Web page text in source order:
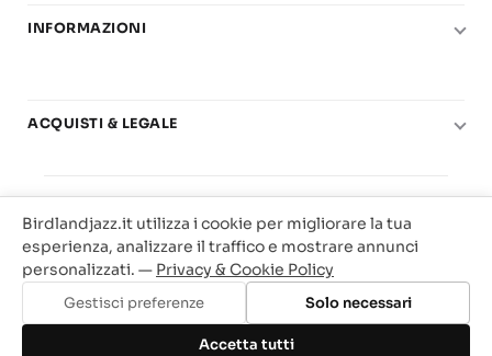
Aggiungi al carrello
Chitarra
Basi play-along
Offerte
INFORMAZIONI
Carta del Docente
ACQUISTI & LEGALE
Privacy & Cookie
Traccia il tuo ordine
Birdland Milano. P.Iva 12093700156
Web Agency Milano
Birdlandjazz.it utilizza i cookie per migliorare la tua
esperienza, analizzare il traffico e mostrare annunci
personalizzati. — Privacy & Cookie Policy
Gestisci preferenze Solo necessari
Accetta tutti